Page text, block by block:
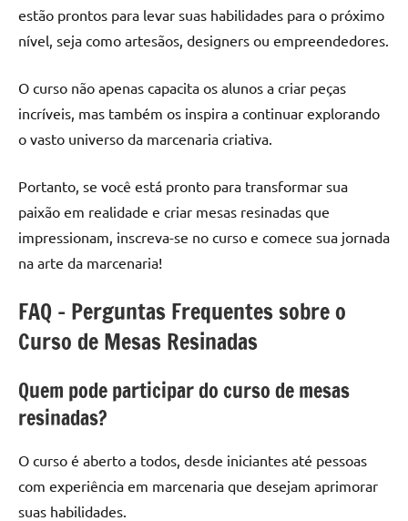
estão prontos para levar suas habilidades para o próximo
nível, seja como artesãos, designers ou empreendedores.
O curso não apenas capacita os alunos a criar peças
incríveis, mas também os inspira a continuar explorando
o vasto universo da marcenaria criativa.
Portanto, se você está pronto para transformar sua
paixão em realidade e criar mesas resinadas que
impressionam, inscreva-se no curso e comece sua jornada
na arte da marcenaria!
FAQ – Perguntas Frequentes sobre o
Curso de Mesas Resinadas
Quem pode participar do curso de mesas
resinadas?
O curso é aberto a todos, desde iniciantes até pessoas
com experiência em marcenaria que desejam aprimorar
suas habilidades.